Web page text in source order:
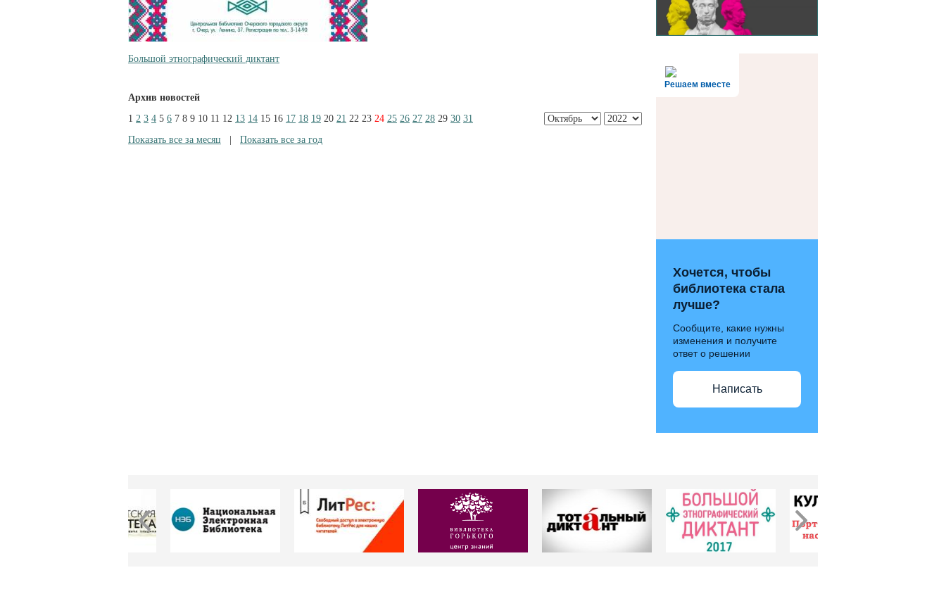
Большой этнографический диктант
Архив новостей
1 2 3 4 5 6 7 8 9 10 11 12 13 14 15 16 17 18 19 20 21 22 23 24 25 26 27 28 29 30 31
Показать все за месяц
Показать все за год
Решаем вместе
Хочется, чтобы
библиотека стала
лучше?
Сообщите, какие нужны
изменения и получите
ответ о решении
Написать